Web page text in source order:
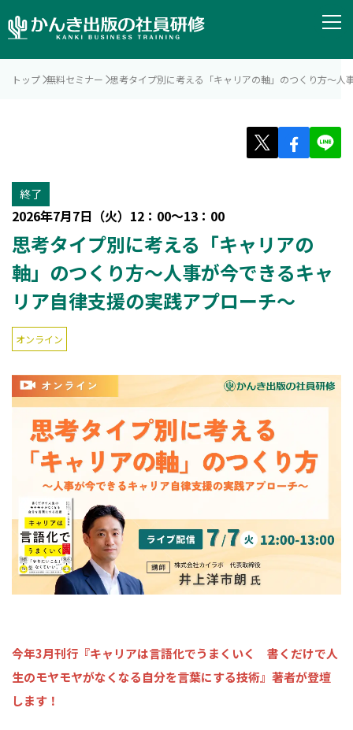
トップ 無料セミナー 思考タイプ別に考える「キャリアの軸」のつくり方～
終了
2026年7月7日（火）12：00～13：00
思考タイプ別に考える「キャリアの
軸」のつくり方～人事が今できるキャ
リア自律支援の実践アプローチ～
オンライン
今年3月刊行『キャリアは言語化でうまくいく 書くだけで人
生のモヤモヤがなくなる自分を言葉にする技術』著者が登壇
します！